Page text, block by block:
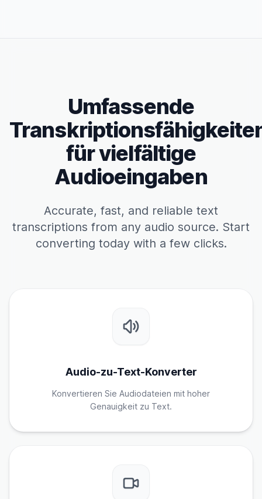
Umfassende
für vielfältige
Audioeingaben
Accurate, fast, and reliable text
transcriptions from any audio source. Start
converting today with a few clicks.
Audio-zu-Text-Konverter
Konvertieren Sie Audiodateien mit hoher
Genauigkeit zu Text.